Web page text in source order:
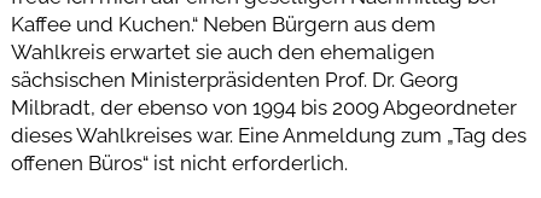
Kaffee und Kuchen.“ Neben Bürgern aus dem
Wahlkreis erwartet sie auch den ehemaligen
sächsischen Ministerpräsidenten Prof. Dr. Georg
Milbradt, der ebenso von 1994 bis 2009 Abgeordneter
dieses Wahlkreises war. Eine Anmeldung zum „Tag des
offenen Büros“ ist nicht erforderlich.